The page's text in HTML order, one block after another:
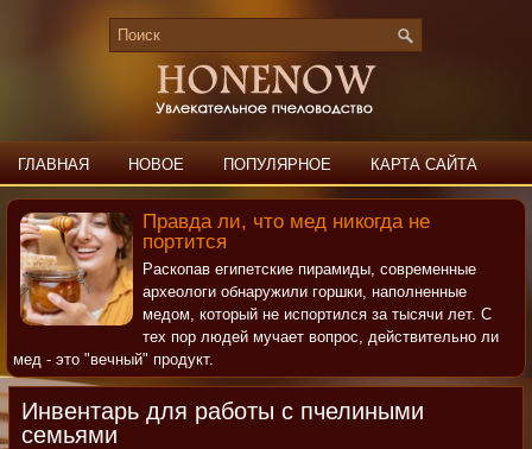
ГЛАВНАЯ НОВОЕ ПОПУЛЯРНОЕ КАРТА САЙТА
ПОИСК КОНТАКТЫ
Правда ли, что мед никогда не
портится
Раскопав египетские пирамиды, современные
археологи обнаружили горшки, наполненные
медом, который не испортился за тысячи лет. С
тех пор людей мучает вопрос, действительно ли
мед - это "вечный" продукт.
Инвентарь для работы с пчелиными
семьями